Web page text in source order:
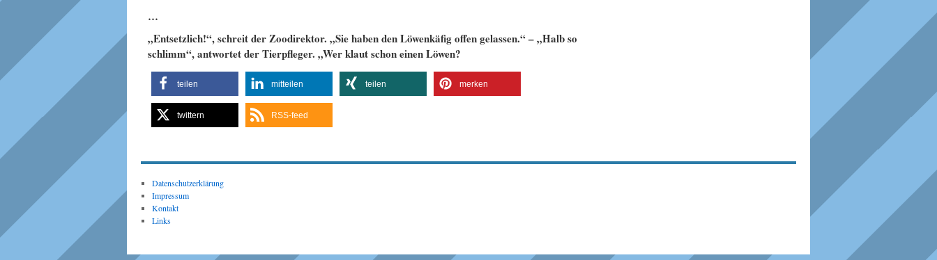
…
„Entsetzlich!“, schreit der Zoodirektor. „Sie haben den Löwenkäfig offen gelassen.“ – „Halb so
schlimm“, antwortet der Tierpfleger. „Wer klaut schon einen Löwen?
teilen mitteilen teilen merken
twittern RSS-feed
Datenschutzerklärung
Impressum
Kontakt
Links